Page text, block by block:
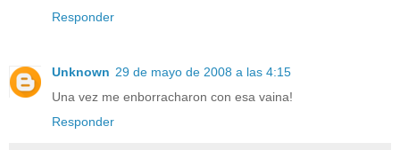
Responder
Unknown 29 de mayo de 2008 a las 4:15
Una vez me enborracharon con esa vaina!
Responder